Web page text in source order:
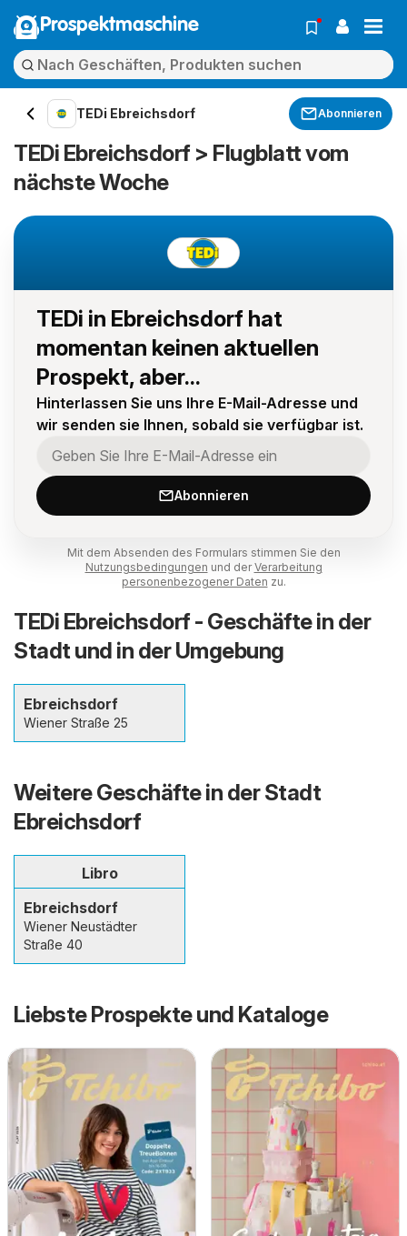
Prospektmaschine
TEDi Ebreichsdorf Abonnieren
TEDi Ebreichsdorf > Flugblatt vom
nächste Woche
TEDi in Ebreichsdorf hat
momentan keinen aktuellen
Prospekt, aber...
Hinterlassen Sie uns Ihre E-Mail-Adresse und
wir senden sie Ihnen, sobald sie verfügbar ist.
Abonnieren
Mit dem Absenden des Formulars stimmen Sie den
Nutzungsbedingungen und derVerarbeitung
personenbezogener Daten zu.
TEDi Ebreichsdorf - Geschäfte in der
Stadt und in der Umgebung
Ebreichsdorf
Wiener Straße 25
Weitere Geschäfte in der Stadt
Ebreichsdorf
Libro
Ebreichsdorf
Wiener Neustädter
Straße 40
Liebste Prospekte und Kataloge